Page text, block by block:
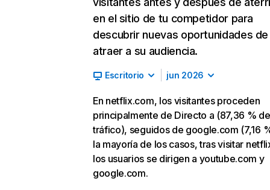
en el sitio de tu competidor para
descubrir nuevas oportunidades de
atraer a su audiencia.
Escritorio jun 2026
En netflix.com, los visitantes proceden
principalmente de Directo a (87,36 % de
tráfico), seguidos de google.com (7,16
la mayoría de los casos, tras visitar
los usuarios se dirigen a youtube.com y
google.com.